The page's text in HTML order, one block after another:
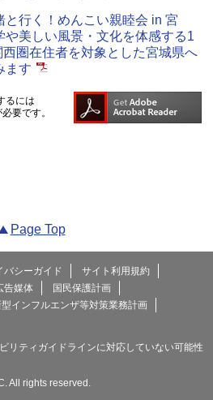
と行く！めんこい親睦会 in 宮
や美しい風景・文化を体感する1
圏在住者を対象とした宮城県へ
ます
るには
要です。
Page Top
バシーガイド
サイト利用規約
告媒体
国民保護計画
型インフルエンザ等対策業務計画
リティガイドラインに対応していない可能性
All rights reserved.